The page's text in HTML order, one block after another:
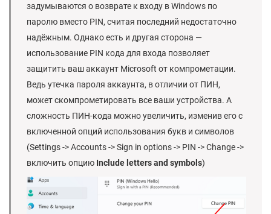
задумываются о возврате к входу в Windows по
паролю вместо PIN, считая последний недостаточно
надёжным. Однако есть и другая сторона —
использование PIN кода для входа позволяет
защитить ваш аккаунт Microsoft от компрометации.
Ведь утечка пароля аккаунта, в отличии от ПИН,
может скомпрометировать все ваши устройства. А
сложность ПИН-кода можно увеличить, изменив его с
включенной опций использования букв и символов
(Settings -> Accounts -> Sign in options -> PIN -> Change ->
включить опцию Include letters and symbols)